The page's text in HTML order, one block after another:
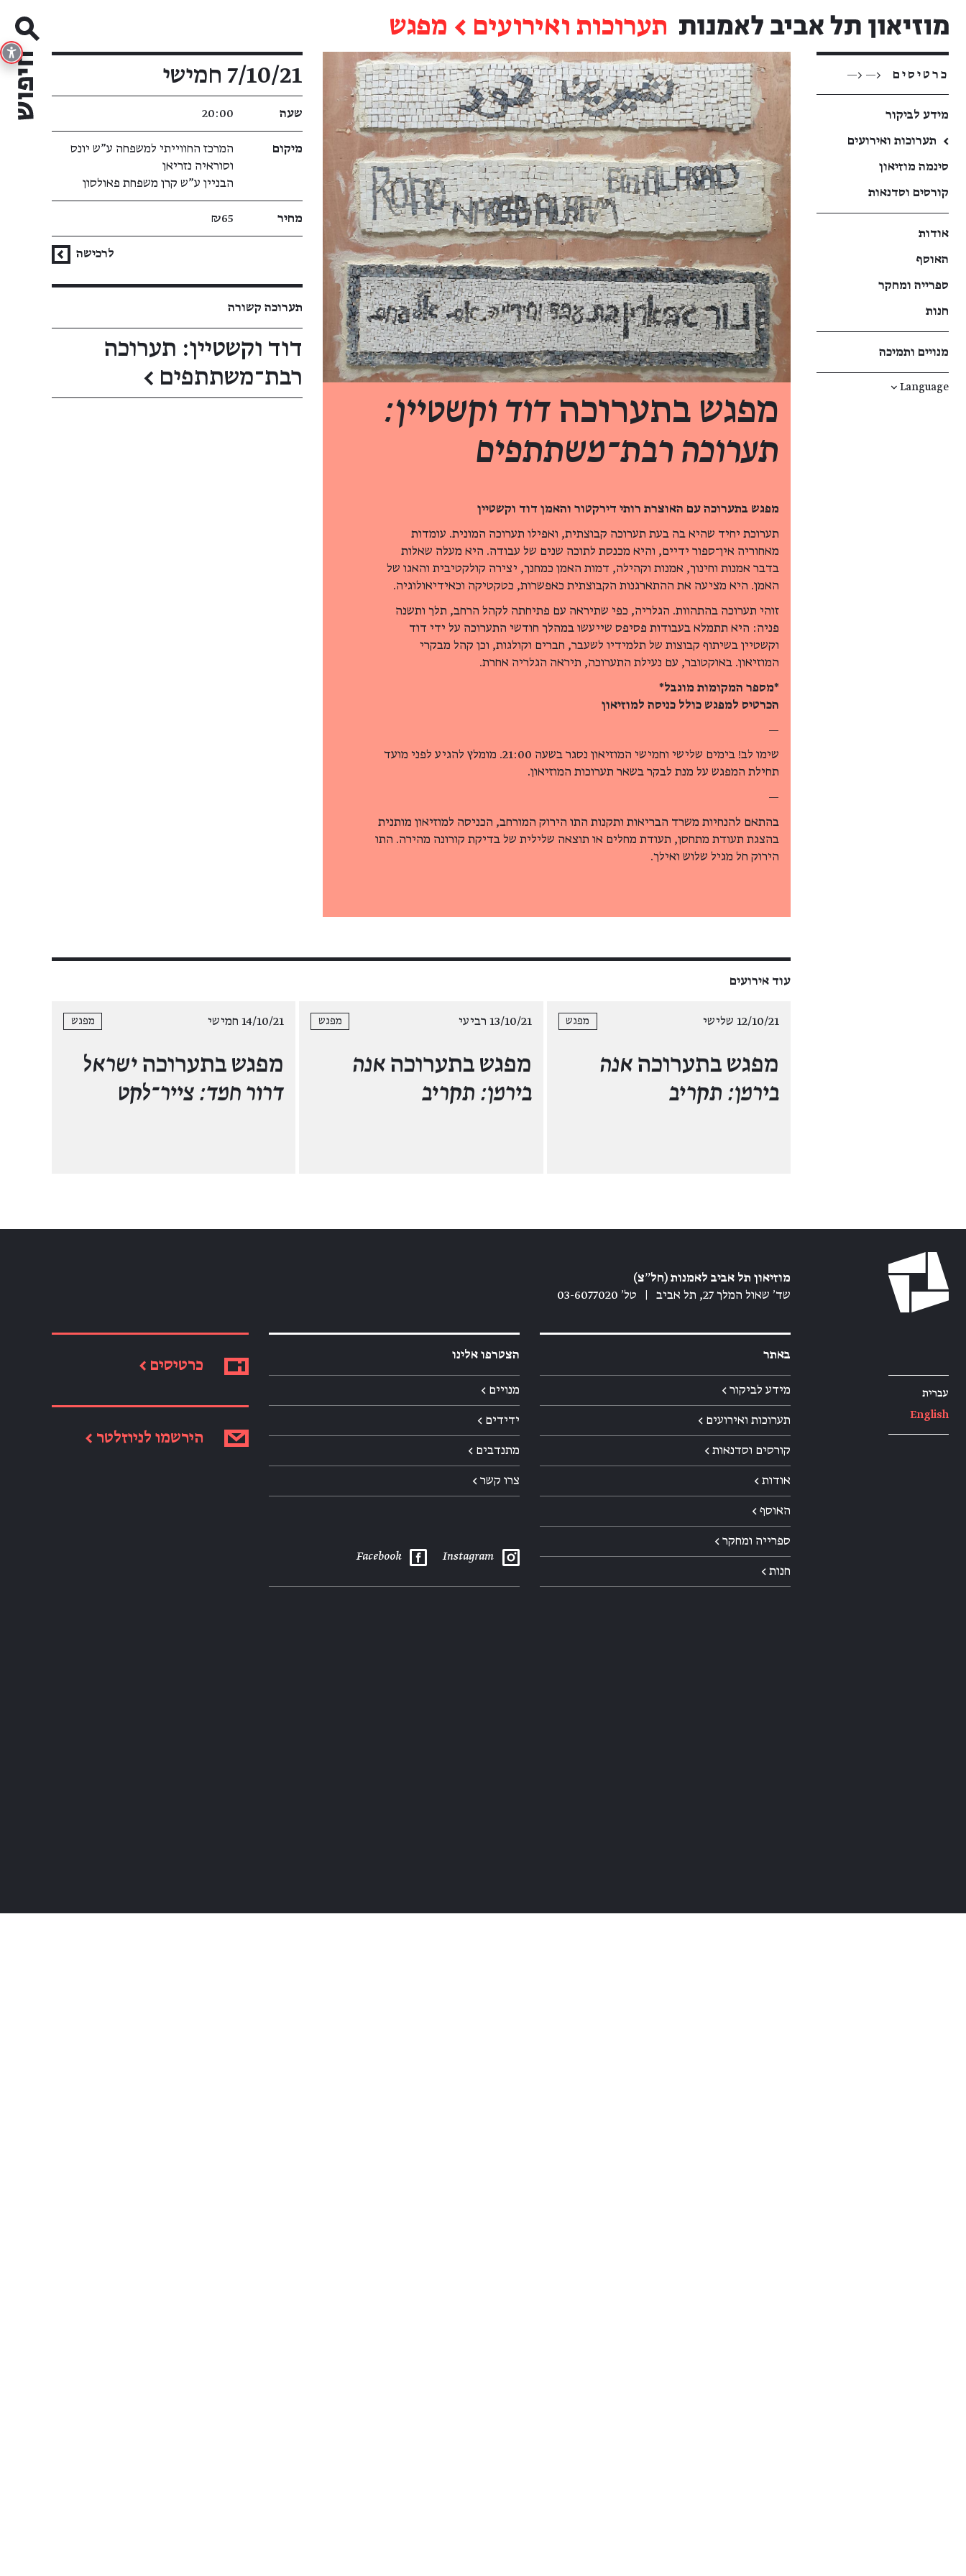
תערוכות ואירועים ← מפגש
כרטיסים <— <—
מידע לביקור
←
תערוכות ואירועים
סינמה מוזיאון
קורסים וסדנאות
אודות
האוסף
ספרייה ומחקר
חנות
מנויים ותמיכה
Language
↓
מפגש בתערוכהדוד וקשטיין:
תערוכה רבת־משתתפים
מפגש בתערוכה עם האוצרת רותי דירקטור והאמן דוד וקשטיין
תערוכת יחיד שהיא בה בעת תערוכה קבוצתית, ואפילו תערוכה המונית. עומדות
מאחוריה אין־ספור ידיים, והיא מכנסת לתוכה שנים של עבודה. היא מעלה שאלות
בדבר אמנות וחינוך, אמנות וקהילה, דמות האמן כמחנך, יצירה קולקטיבית והאגו של
האמן. היא מציעה את ההתארגנות הקבוצתית כאפשרות, כטקטיקה וכאידיאולוגיה.
זוהי תערוכה בהתהוות. הגלריה, כפי שתיראה עם פתיחתה לקהל הרחב, תלך ותשנה
פניה: היא תתמלא בעבודות פסיפס שייעשו במהלך חודשי התערוכה על ידי דוד
וקשטיין בשיתוף קבוצות של תלמידיו לשעבר, חברים וקולגות, וכן קהל מבקרי
המוזיאון. באוקטובר, עם נעילת התערוכה, תיראה הגלריה אחרת.
*מספר המקומות מוגבל*
הכרטיס למפגש כולל כניסה למוזיאון
—
שימו לב! בימים שלישי וחמישי המוזיאון נסגר בשעה 21:00. מומלץ להגיע לפני מועד
תחילת המפגש על מנת לבקר בשאר תערוכות המוזיאון.
—
בהתאם להנחיות משרד הבריאות ותקנות התו הירוק המורחב, הכניסה למוזיאון מותנית
בהצגת תעודת מתחסן, תעודת מחלים או תוצאה שלילית של בדיקת קורונה מהירה. התו
הירוק חל מגיל שלוש ואילך.
פרטי האירוע
7/10/21 חמישי
שעה 20:00
מיקום
המרכז החווייתי למשפחה ע"ש יונס
וסוראיה נזריאן
הבניין ע"ש קרן משפחת פאולסון
מחיר ₪65
לרכישה
תערוכה קשורה
דוד וקשטיין: תערוכה
רבת־משתתפים ←
עוד אירועים
12/10/21 שלישי מפגש
מפגש בתערוכה אנה
בירמן: תקריב
13/10/21 רביעי מפגש
מפגש בתערוכהאנה
בירמן: תקריב
14/10/21 חמישי מפגש
מפגש בתערוכה ישראל
דרור חמד: צייר־לקט
עברית
English
מוזיאון תל אביב לאמנות (חל״צ)
שד׳ שאול המלך 27, תל אביב
טל׳ 03-6077020
באתר
מידע לביקור ←
תערוכות ואירועים ←
קורסים וסדנאות ←
אודות ←
האוסף ←
ספרייה ומחקר ←
חנות ←
הצטרפו אלינו
מנויים ←
ידידים ←
מתנדבים ←
צרו קשר ←
Instagram
Facebook
כרטיסים ←
הירשמו לניוזלטר ←